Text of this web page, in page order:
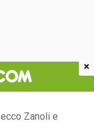
Zanoli e
×